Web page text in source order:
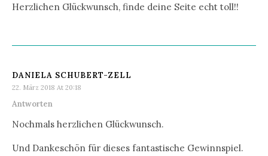
Herzlichen Glückwunsch, finde deine Seite echt toll!!
DANIELA SCHUBERT-ZELL
22. März 2018 At 20:18
Antworten
Nochmals herzlichen Glückwunsch.
Und Dankeschön für dieses fantastische Gewinnspiel.